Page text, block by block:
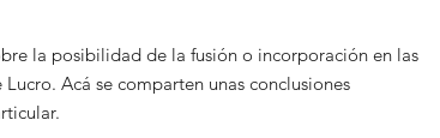
la posibilidad de la fusión o incorporación en las
Acá se comparten unas conclusiones